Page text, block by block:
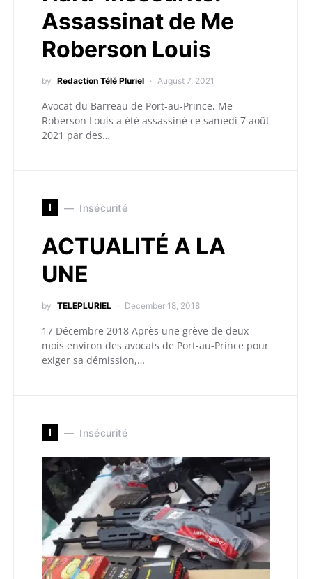
Assassinat de Me
Roberson Louis
by Redaction Télé Pluriel August 7, 2021
Avocat du Barreau de Port-au-Prince, Me
Roberson Louis a été assassiné ce samedi 7 août
2021 par des…
I Insécurité
ACTUALITÉ A LA
UNE
by TELEPLURIEL December 18, 2018
17 Décembre 2018 Après une grève de deux
mois environ des avocats de Port-au-Prince pour
exiger sa démission,…
I Insécurité